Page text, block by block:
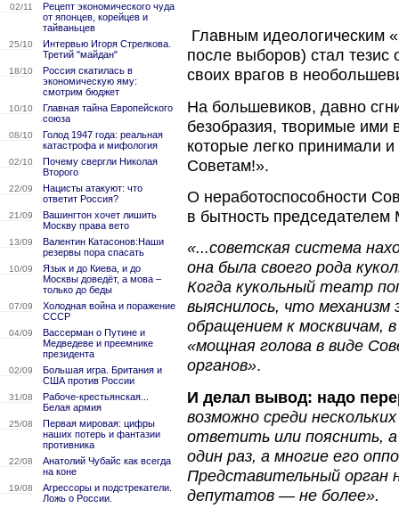
02/11
Рецепт экономического чуда
от японцев, корейцев и
тайваньцев
25/10
Интервью Игоря Стрелкова.
Третий "майдан"
18/10
Россия скатилась в
экономическую яму:
смотрим бюджет
10/10
Главная тайна Европейского
союза
08/10
Голод 1947 года: реальная
катастрофа и мифология
02/10
Почему свергли Николая
Второго
22/09
Нацисты атакуют: что
ответит Россия?
21/09
Вашингтон хочет лишить
Москву права вето
13/09
Валентин Катасонов:Наши
резервы пора спасать
10/09
Язык и до Киева, и до
Москвы доведёт, а мова –
только до беды
07/09
Холодная война и поражение
СССР
04/09
Вассерман о Путине и
Медведеве и преемнике
президента
02/09
Большая игра. Британия и
США против России
31/08
Рабоче-крестьянская...
Белая армия
25/08
Первая мировая: цифры
наших потерь и фантазии
противника
22/08
Анатолий Чубайс как всегда
на коне
19/08
Агрессоры и подстрекатели.
Ложь о России.
Главным идеологическим
после выборов) стал
своих врагов в
На большевиков, давно
безобразия, творимые ими
которые легко принимали
Советам!».
О неработоспособности
в бытность председателем
«...советская система
она была своего рода
Когда кукольный театр
выяснилось, что
обращением к москвичам,
«мощная голова в виде
органов».
И делал вывод: надо
возможно среди
ответить или пояснить,
один раз, а многие его
Представительный орган
депутатов — не более».